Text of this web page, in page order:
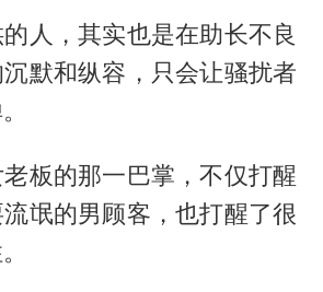
人，其实也是在助长不良
默和纵容，只会让骚扰者
板的那一巴掌，不仅打醒
氓的男顾客，也打醒了很